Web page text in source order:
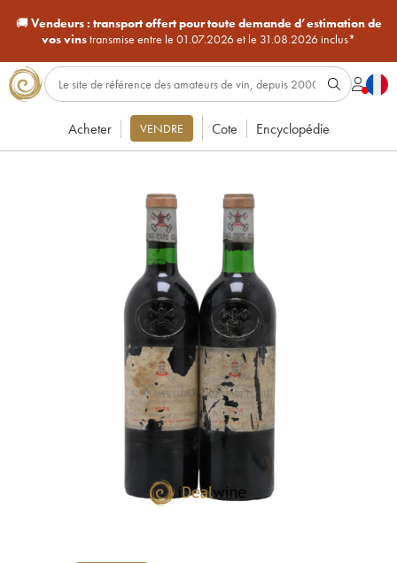
🚚Vendeurs : transport offert pour toute demande d’estimation de
vos vinstransmise entre le 01.07.2026 et le 31.08.2026 inclus*
Acheter VENDRE Cote Encyclopédie